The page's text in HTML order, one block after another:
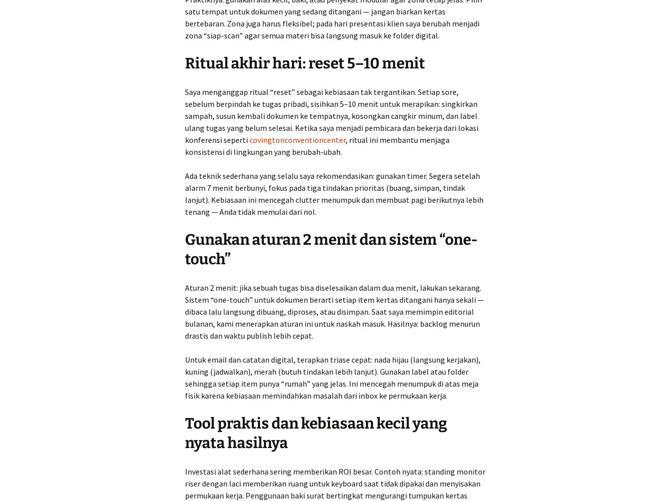
satu tempat untuk dokumen yang sedang ditangani — jangan biarkan kertas
bertebaran. Zona juga harus fleksibel; pada hari presentasi klien saya berubah menjadi
zona “siap-scan” agar semua materi bisa langsung masuk ke folder digital.
Ritual akhir hari: reset 5–10 menit
Saya menganggap ritual “reset” sebagai kebiasaan tak tergantikan. Setiap sore,
sebelum berpindah ke tugas pribadi, sisihkan 5–10 menit untuk merapikan: singkirkan
sampah, susun kembali dokumen ke tempatnya, kosongkan cangkir minum, dan label
ulang tugas yang belum selesai. Ketika saya menjadi pembicara dan bekerja dari lokasi
konferensi seperti covingtonconventioncenter, ritual ini membantu menjaga
konsistensi di lingkungan yang berubah-ubah.
Ada teknik sederhana yang selalu saya rekomendasikan: gunakan timer. Segera setelah
alarm 7 menit berbunyi, fokus pada tiga tindakan prioritas (buang, simpan, tindak
lanjut). Kebiasaan ini mencegah clutter menumpuk dan membuat pagi berikutnya lebih
tenang — Anda tidak memulai dari nol.
Gunakan aturan 2 menit dan sistem “one-
touch”
Aturan 2 menit: jika sebuah tugas bisa diselesaikan dalam dua menit, lakukan sekarang.
Sistem “one-touch” untuk dokumen berarti setiap item kertas ditangani hanya sekali —
dibaca lalu langsung dibuang, diproses, atau disimpan. Saat saya memimpin editorial
bulanan, kami menerapkan aturan ini untuk naskah masuk. Hasilnya: backlog menurun
drastis dan waktu publish lebih cepat.
Untuk email dan catatan digital, terapkan triase cepat: nada hijau (langsung kerjakan),
kuning (jadwalkan), merah (butuh tindakan lebih lanjut). Gunakan label atau folder
sehingga setiap item punya “rumah” yang jelas. Ini mencegah menumpuk di atas meja
fisik karena kebiasaan memindahkan masalah dari inbox ke permukaan kerja.
Tool praktis dan kebiasaan kecil yang
nyata hasilnya
Investasi alat sederhana sering memberikan ROI besar. Contoh nyata: standing monitor
riser dengan laci memberikan ruang untuk keyboard saat tidak dipakai dan menyisakan
permukaan kerja. Penggunaan baki surat bertingkat mengurangi tumpukan kertas